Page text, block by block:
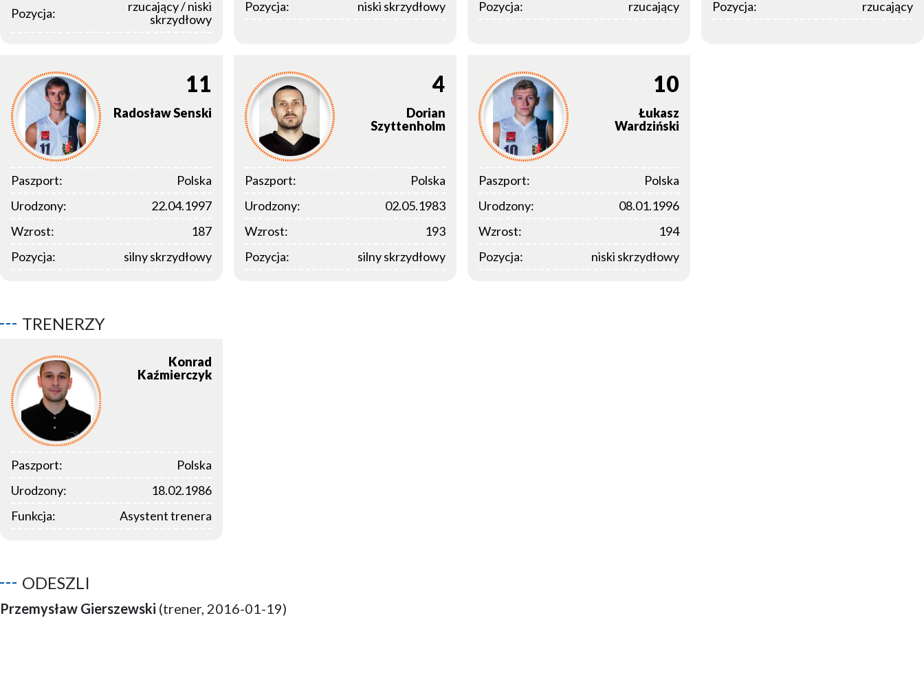
Pozycja:
rzucający / niski
skrzydłowy
Pozycja:
niski skrzydłowy
Pozycja:
rzucający
Pozycja:
rzucający
11
RadosławSenski
Paszport:
Polska
Urodzony:
22.04.1997
Wzrost:
187
Pozycja:
silny skrzydłowy
4
Dorian
Szyttenholm
Paszport:
Polska
Urodzony:
02.05.1983
Wzrost:
193
Pozycja:
silny skrzydłowy
10
Łukasz
Wardziński
Paszport:
Polska
Urodzony:
08.01.1996
Wzrost:
194
Pozycja:
niski skrzydłowy
TRENERZY
Konrad
Kaźmierczyk
Paszport:
Polska
Urodzony:
18.02.1986
Funkcja:
Asystent trenera
ODESZLI
Przemysław Gierszewski (trener, 2016-01-19)